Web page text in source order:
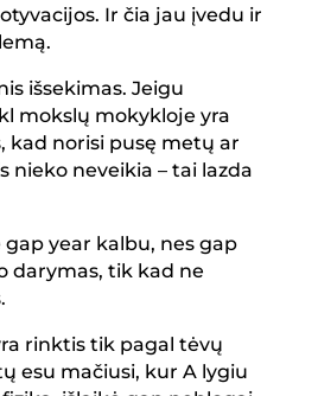
Ir čia jau įvedu ir
išsekimas. Jeigu
mokslų mokykloje yra
kad norisi pusę metų ar
nieko neveikia – tai lazda
gap year kalbu, nes gap
darymas, tik kad ne
rinktis tik pagal tėvų
esu mačiusi, kur A lygiu